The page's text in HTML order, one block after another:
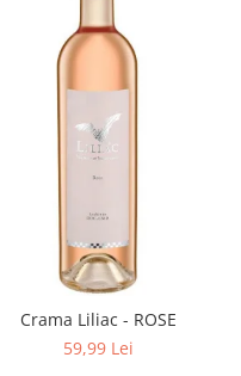
Crama Liliac - ROSE
59,99 Lei